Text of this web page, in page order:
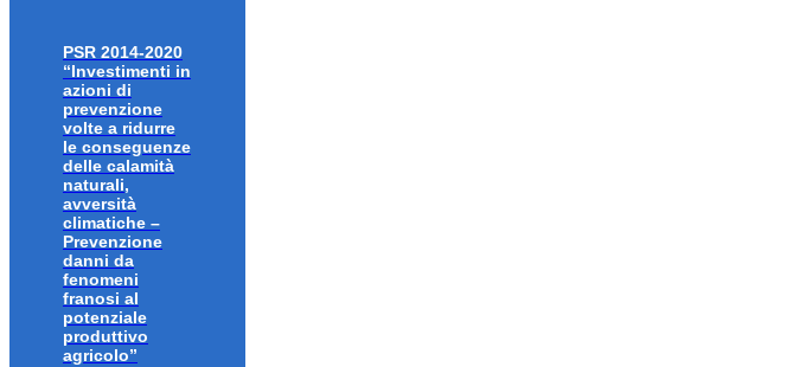
PSR 2014-2020
“Investimenti in
azioni di
prevenzione
volte a ridurre
le conseguenze
delle calamità
naturali,
avversità
climatiche –
Prevenzione
danni da
fenomeni
franosi al
potenziale
produttivo
agricolo”